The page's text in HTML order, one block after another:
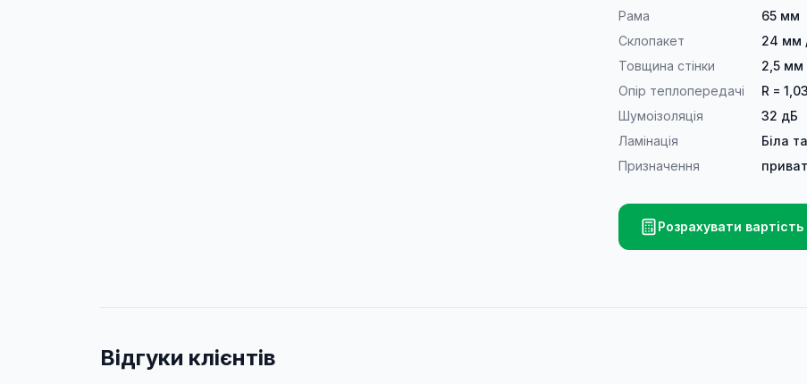
Рама
65 мм
Склопакет
24 мм
Товщина стінки
2,5 мм
Опір теплопередачі
R = 1,03
Шумоізоляція
32 дБ
Ламінація
Біла
Призначення
Розрахувати вартість
Відгуки клієнтів